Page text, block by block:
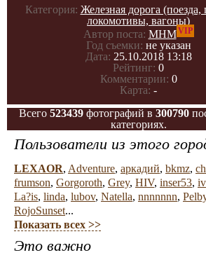
Категория: Железная дорога (поезда,
локомотивы, вагоны)
Автор поста: МНМVIP
Год съемки: не указан
Дата: 25.10.2018 13:18
Рейтинг: 0
Комментарии: 0
Карта: -
Всего 523439 фотографий в 300790
категориях.
Пользователи из этого
LEXAOR, Adventure, aркадий, bkmz,
frumson, Gorgoroth, Grey, HIV, inser53,
La?is, linda, lubov, Natella, nnnnnnn,
RojoSunset...
Показать всех >>
Это важно